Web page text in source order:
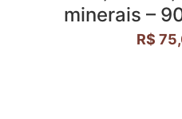
minerais –
R$